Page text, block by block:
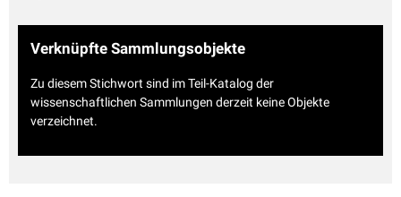
Verknüpfte Sammlungsobjekte
Zu diesem Stichwort sind im Teil-Katalog der
wissenschaftlichen Sammlungen derzeit keine Objekte
verzeichnet.